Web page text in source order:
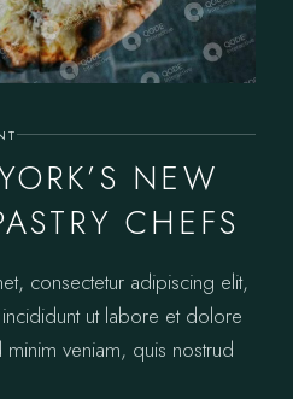
NEW
CHEFS
consectetur adipiscing elit,
ut labore et dolore
veniam, quis nostrud